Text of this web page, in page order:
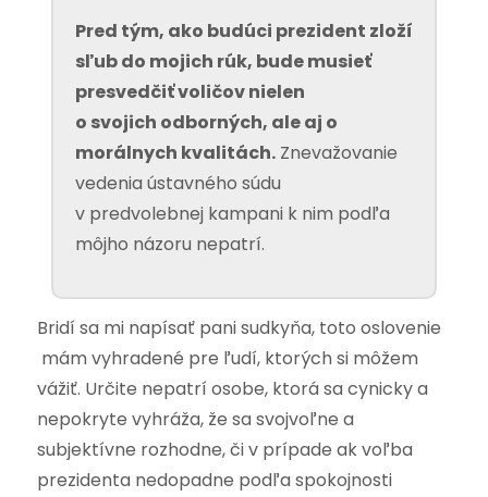
Pred tým, ako budúci prezident zloží
sľub do mojich rúk, bude musieť
presvedčiť voličov nielen
o svojich odborných, ale aj o
morálnych kvalitách.Znevažovanie
vedenia ústavného súdu
v predvolebnej kampani k nim podľa
môjho názoru nepatrí.
Bridí sa mi napísať pani sudkyňa, toto oslovenie
mám vyhradené pre ľudí, ktorých si môžem
vážiť. Určite nepatrí osobe, ktorá sa cynicky a
nepokryte vyhráža, že sa svojvoľne a
subjektívne rozhodne, či v prípade ak voľba
prezidenta nedopadne podľa spokojnosti